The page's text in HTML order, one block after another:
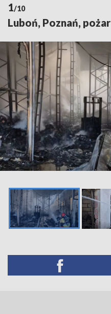
1/10
Luboń, Poznań, pożar